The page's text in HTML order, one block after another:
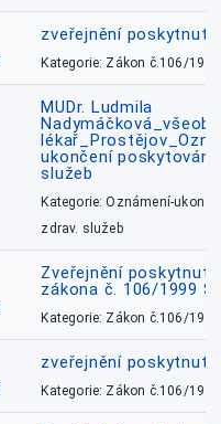
zveřejnění
Kategorie: Zákon č.106/1999
MUDr. Ludmila
ukončení
služeb
Kategorie: Oznámení-
zdrav. služeb
Zveřejnění
zákona č. 106/1999
Kategorie: Zákon č.106/1999
zveřejnění
Kategorie: Zákon č.106/1999